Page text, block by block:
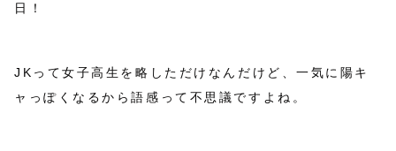
日！
JKって女子高生を略しただけなんだけど、一気に陽キ
ャっぽくなるから語感って不思議ですよね。